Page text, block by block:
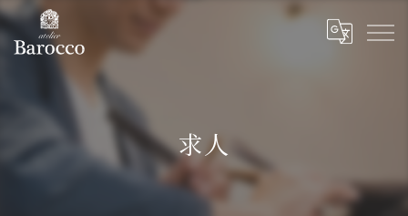
求人